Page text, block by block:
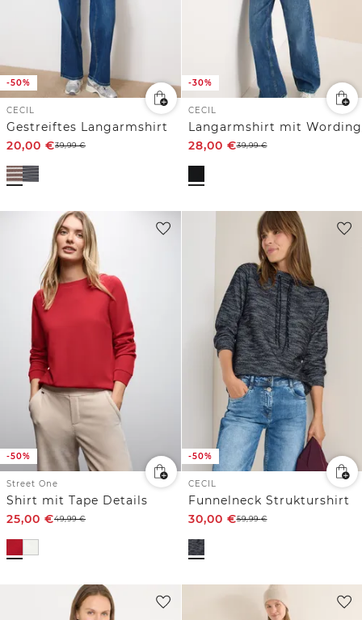
-50%
CECIL
Gestreiftes Langarmshirt
20,00 €39,99€
-30%
CECIL
Langarmshirt mit Wording
28,00 €39,99€
-50%
Street One
Shirt mit Tape Details
25,00 €49,99€
-50%
CECIL
Funnelneck Strukturshirt
30,00 €59,99€